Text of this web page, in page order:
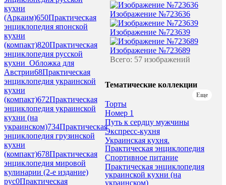
кухни
(Аркаим)650Практическая
энциклопедия японской
кухни
(компакт)820Практическая
энциклопедия русской
кухни_Обложка для
Австрии68Практическая
энциклопедия украинской
кухни
(компакт)672Практическая
энциклопедия украинской
кухни (на
украинском)734Практическая
энциклопедия грузинской
кухни
(компакт)678Практическая
энциклопедия мировой
кулинарии (2-е издание)
рус0Практическая
Изображение №723636
Изображение №723639
Изображение №723689
Всего: 57 изображений
Тематические коллекции
Еще
Торты
Номер 1
Путь к сердцу мужчины
Экспресс-кухня
Украинская кухня.
Практическая энциклопедия
Спортивное питание
Практическая энциклопедия
украинской кухни (на
украинском)